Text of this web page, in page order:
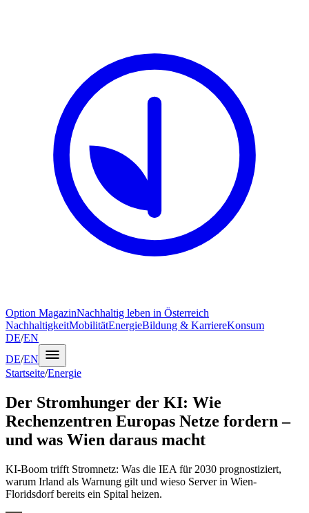
Option MagazinNachhaltig leben in Österreich
NachhaltigkeitMobilitätEnergieBildung & KarriereKonsum
DE/EN
DE/EN
Startseite/Energie
Der Stromhunger der KI: Wie
Rechenzentren Europas Netze fordern –
und was Wien daraus macht
KI-Boom trifft Stromnetz: Was die IEA für 2030 prognostiziert,
warum Irland als Warnung gilt und wieso Server in Wien-
Floridsdorf bereits ein Spital heizen.